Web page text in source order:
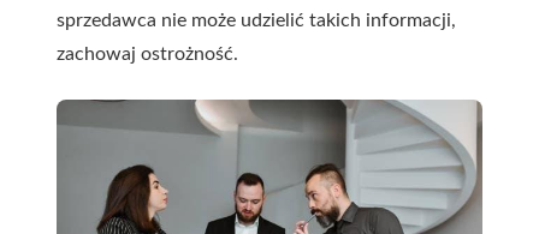
sprzedawca nie może udzielić takich informacji,
zachowaj ostrożność.